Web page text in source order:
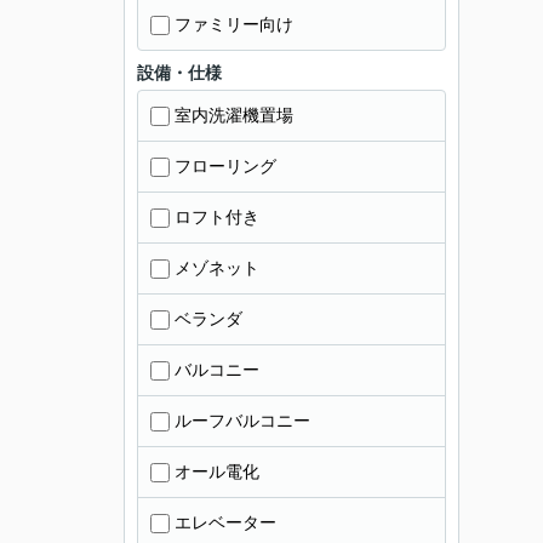
ファミリー向け
設備・仕様
室内洗濯機置場
フローリング
ロフト付き
メゾネット
ベランダ
バルコニー
ルーフバルコニー
オール電化
エレベーター